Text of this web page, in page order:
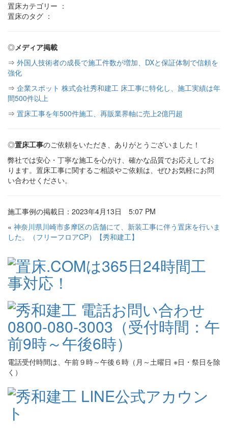
置床カテゴリー ：
置床のタグ ：
◎メディア掲載
⇒ 外国人技術者の成長で施工件数が増加、DXと保証体制で信頼を
強化
⇒ 企業スポット 株式会社秀和建工 床工事に特化し、施工実績は年
間500件以上
⇒ 置床工事を年500件施工、再販業界軸に売上2億円超
◎置床工事のご依頼をいただき、ありがとうございました！
弊社では安心・丁寧な施工を心がけ、確かな品質でお応えしてお
ります。置床工事に関するご相談やご依頼は、ぜひお気軽にお問
い合わせください。
施工事例の掲載日：2023年4月13日 5:07 PM
« 神奈川県川崎市多摩区の店舗にて、新装工事に伴う置床を行いま
した。（フリーフロアCP）【秀和建工】
電話受付時間は、午前９時～午後６時（月～土曜日 ※日・祭日を除
く）